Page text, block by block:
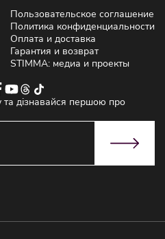
Пользовательское соглашение
Политика конфиденциальности
Оплата и доставка
Гарантия и возврат
STIMMA: медиа и проекты
дізнавайся першою про